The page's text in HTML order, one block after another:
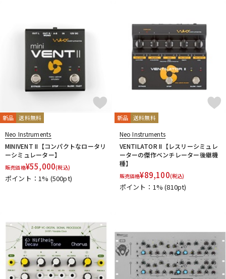
新品 送料無料
Neo Instruments
MINIVENT II【コンパクトなロータリ
ーシミュレーター】
販売価格¥55,000(税込)
ポイント：1% (500pt)
新品 送料無料
Neo Instruments
VENTILATOR II【レスリーシミュレ
ーターの傑作ベンチレーター後継機
種】
販売価格¥89,100(税込)
ポイント：1%(810pt)